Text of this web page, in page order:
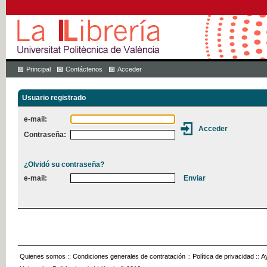
Principal Contáctenos Acceder
Usuario registrado
e-mail:
Contraseña:
¿Olvidó su contraseña?
e-mail:
Quienes somos :: Condiciones generales de contratación :: Política de privacidad ::